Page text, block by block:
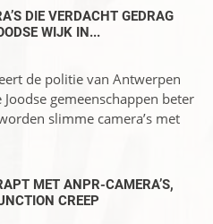
DIE VERDACHT GEDRAG
WIJK IN...
de politie van Antwerpen
gemeenschappen beter
slimme camera’s met
MET ANPR-CAMERA’S,
CREEP